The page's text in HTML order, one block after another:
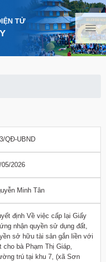
TỬ
QĐ-UBND
05/2026
Minh Tân
định Về việc cấp lại Giấy
nhận quyền sử dụng đất,
sở hữu tài sản gắn liền với
cho bà Phạm Thị Giáp,
trú tại khu 7, (xã Sơn